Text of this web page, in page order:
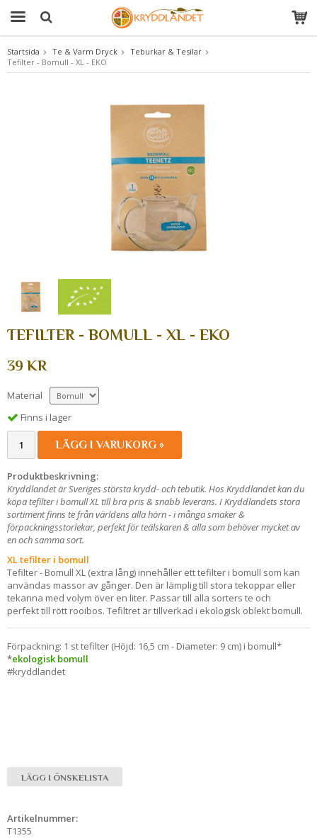
Produkten har blivit tillagd i varukorgen
Startsida Te & Varm Dryck
Teburkar & Tesilar
Tefilter - Bomull - XL - EKO
TEFILTER - BOMULL - XL - EKO
39 KR
Material
Finns i lager
LÄGG I VARUKORG »
Produktbeskrivning:
Kryddlandet är Sveriges största krydd- och tebutik. Hos Kryddlandet kan du
köpa tefilter i bomull XL till bra pris & snabb leverans. I Kryddlandets stora
sortiment finns te från världens alla hörn - i många smaker &
förpackningsstorlekar, perfekt för teälskaren & alla som behöver mycket av
en och samma sort.
XL tefilter i bomull
Tefilter - Bomull XL (extra lång) innehåller ett tefilter i bomull som kan
användas massor av gånger. Den är lämplig till stora tekoppar eller
tekanna med volym över en liter. Passar till alla sorters te och
perfekt till rött rooibos. Tefiltret är tillverkad i ekologisk oblekt bomull.
Förpackning: 1 st tefilter (Höjd: 16,5 cm - Diameter: 9 cm) i bomull*
*ekologisk bomull
#kryddlandet
LÄGG I ÖNSKELISTA
Artikelnummer:
T1355